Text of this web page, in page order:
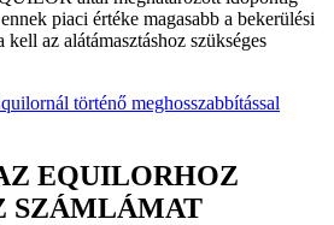
piaci értéke magasabb a bekerülési
kell az alátámasztáshoz szükséges
történő meghosszabbítással
EQUILORHOZ
SZÁMLÁMAT